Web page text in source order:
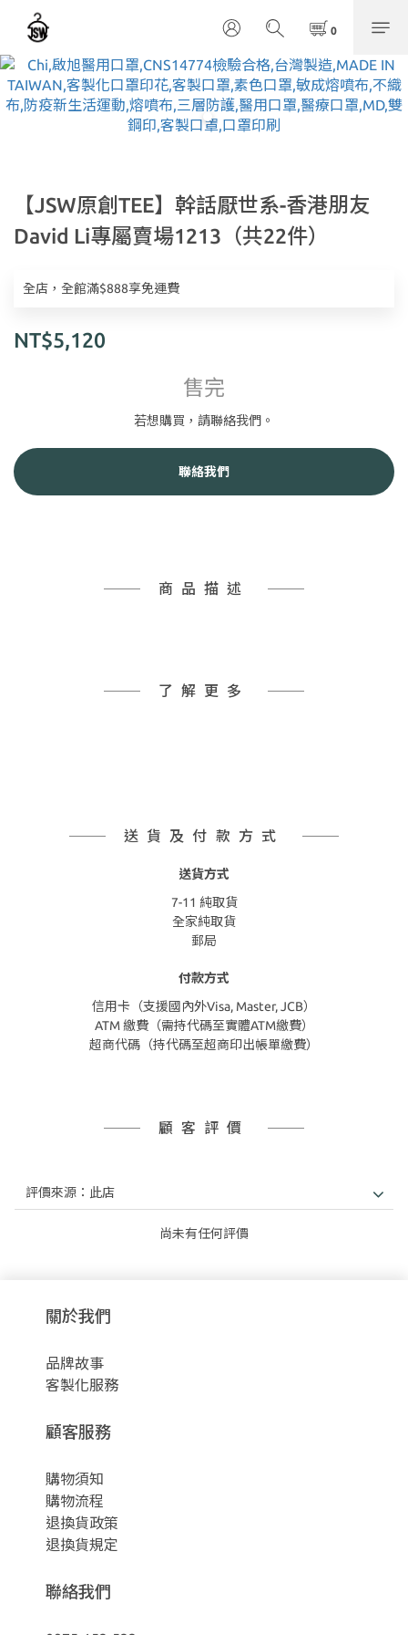
【JSW原創TEE】幹話厭世系-香港朋友
David Li專屬賣場1213（共22件）
全店，全館滿$888享免運費
NT$5,120
售完
若想購買，請聯絡我們。
聯絡我們
商品描述
了解更多
送貨及付款方式
送貨方式
7-11 純取貨
全家純取貨
郵局
付款方式
信用卡（支援國內外Visa, Master, JCB）
ATM 繳費（需持代碼至實體ATM繳費）
超商代碼（持代碼至超商印出帳單繳費）
顧客評價
尚未有任何評價
關於我們
品牌故事
客製化服務
顧客服務
購物須知
購物流程
退換貨政策
退換貨規定
聯絡我們